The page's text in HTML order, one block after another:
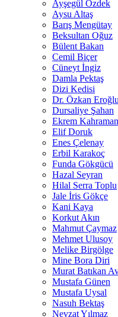
Ayşegül Özdek
Aysu Altaş
Barış Mengütay
Beksultan Oğuz
Bülent Bakan
Cemil Biçer
Cüneyt İngiz
Damla Pektaş
Dizi Kedisi
Dr. Özkan Eroğlu
Dursaliye Şahan
Ekrem Kahraman
Elif Doruk
Enes Çelenay
Erbil Karakoç
Funda Gökgücü
Hazal Seyran
Hilal Serra Toplu
Jale İris Gökçe
Kani Kaya
Korkut Akın
Mahmut Çaymaz
Mehmet Ulusoy
Melike Birgölge
Mine Bora Diri
Murat Batıkan
Mustafa Günen
Mustafa Uysal
Nasuh Bektaş
Nevzat Yılmaz